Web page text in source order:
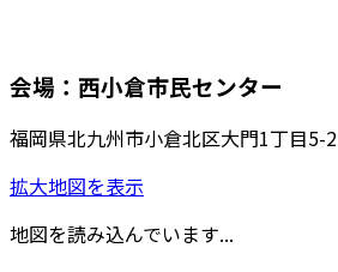
会場：西小倉市民センター
福岡県北九州市小倉北区大門1丁目5-2
拡大地図を表示
地図を読み込んでいます...